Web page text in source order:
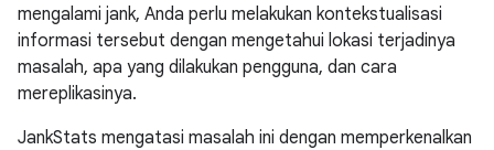
mengalami jank, Anda perlu melakukan kontekstualisasi
informasi tersebut dengan mengetahui lokasi terjadinya
masalah, apa yang dilakukan pengguna, dan cara
mereplikasinya.
JankStats mengatasi masalah ini dengan memperkenalkan